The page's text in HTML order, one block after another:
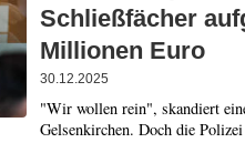
Schließfächer
Millionen Euro
30.12.2025
"Wir wollen rein", skandiert
Gelsenkirchen. Doch die